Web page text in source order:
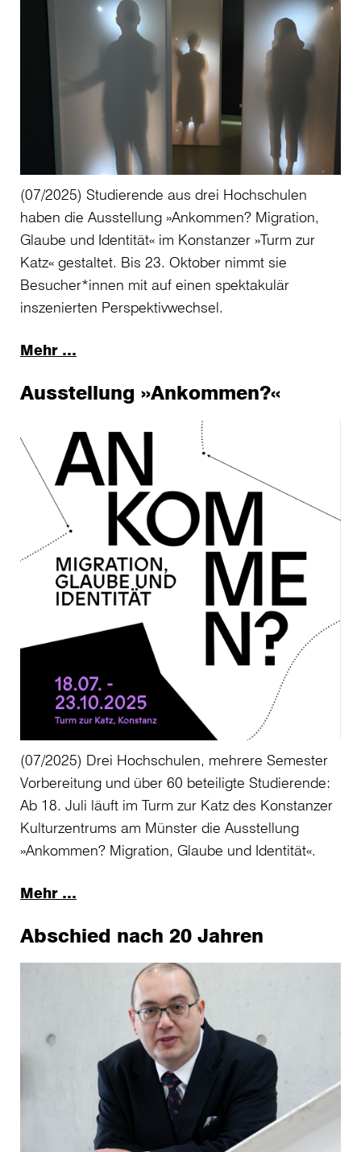
(07/2025) Studierende aus drei Hochschulen
haben die Ausstellung »Ankommen? Migration,
Glaube und Identität« im Konstanzer »Turm zur
Katz« gestaltet. Bis 23. Oktober nimmt sie
Besucher*innen mit auf einen spektakulär
inszenierten Perspektivwechsel.
Mehr …
Ausstellung »Ankommen?«
(07/2025) Drei Hochschulen, mehrere Semester
Vorbereitung und über 60 beteiligte Studierende:
Ab 18. Juli läuft im Turm zur Katz des Konstanzer
Kulturzentrums am Münster die Ausstellung
»Ankommen? Migration, Glaube und Identität«.
Mehr …
Abschied nach 20 Jahren